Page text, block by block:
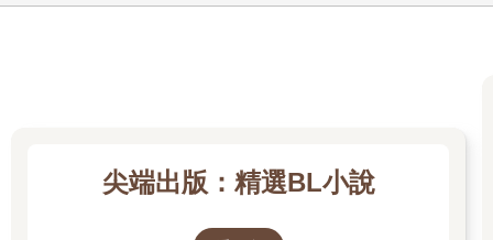
尖端出版：精選BL小說